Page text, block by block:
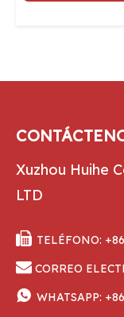
Xuzhou Huihe
LTD
 TELÉFONO:
 CORREO
 WHATSAPP: